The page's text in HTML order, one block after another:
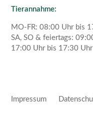
Tierannahme:
MO-FR: 08:00 Uhr bis
SA, SO & feiertags:
17:00 Uhr bis 17:30 Uhr
Impressum